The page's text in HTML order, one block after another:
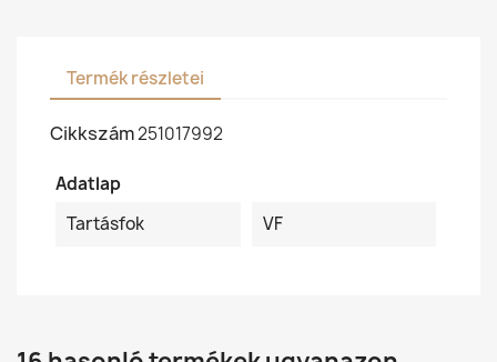
Termék részletei
Cikkszám251017992
Adatlap
Tartásfok
VF